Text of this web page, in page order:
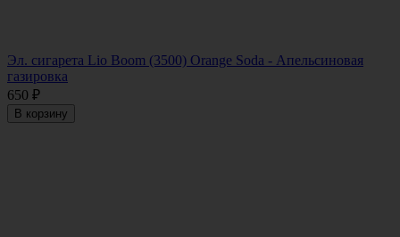
Эл. сигарета Lio Boom (3500) Orange Soda - Апельсиновая
газировка
650 ₽
В корзину